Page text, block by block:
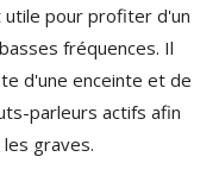
utile pour profiter d'un
fréquences. Il
d'une enceinte et de
parleurs actifs afin
graves.